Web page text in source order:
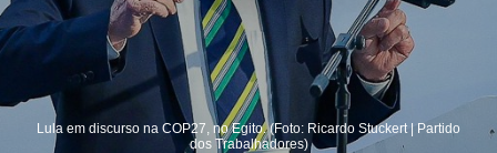
Lula em discurso na COP27, no Egito. (Foto: Ricardo Stuckert | Partido
dos Trabalhadores)